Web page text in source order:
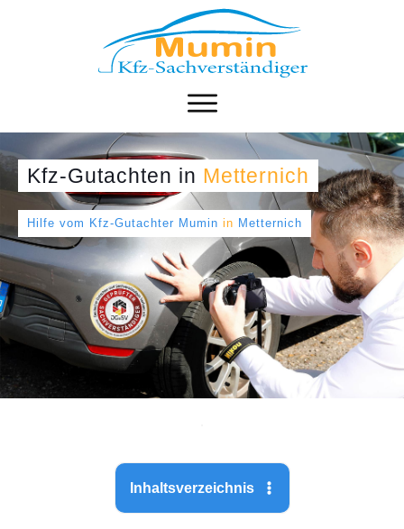
Kfz-Gutachten in Metternich
Hilfe vom Kfz-Gutachter Mumin in Metternich
Inhaltsverzeichnis